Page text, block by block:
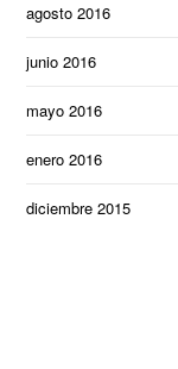
agosto 2016
junio 2016
mayo 2016
enero 2016
diciembre 2015